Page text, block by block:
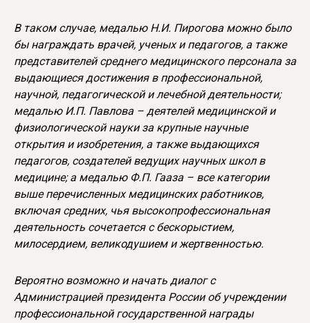
В таком случае, медалью Н.И. Пирогова можно было
бы награждать врачей, ученых и педагогов, а также
представителей среднего медицинского персонала за
выдающиеся достижения в профессиональной,
научной, педагогической и лечебной деятельности;
медалью И.П. Павлова – деятелей медицинской и
физиологической науки за крупные научные
открытия и изобретения, а также выдающихся
педагогов, создателей ведущих научных школ в
медицине; а медалью Ф.П. Гааза – все категории
выше перечисленных медицинских работников,
включая средних, чья высокопрофессиональная
деятельность сочетается с бескорыстием,
милосердием, великодушием и жертвенностью.
Вероятно возможно и начать диалог с
Администрацией президента России об учреждении
профессиональной государственной награды